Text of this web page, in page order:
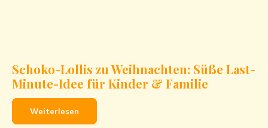
Schoko-Lollis zu Weihnachten: Süße Last-
Minute-Idee für Kinder & Familie
Weiterlesen